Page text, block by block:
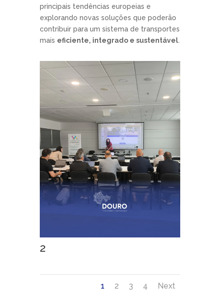
principais tendências europeias e
explorando novas soluções que poderão
contribuir para um sistema de transportes
mais eficiente, integrado e sustentável.
2
1 2 3 4 Next